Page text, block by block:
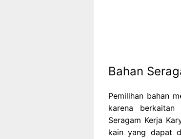
Bahan
Pemilihan bahan
karena berkaitan
Seragam Kerja
kain yang dapat